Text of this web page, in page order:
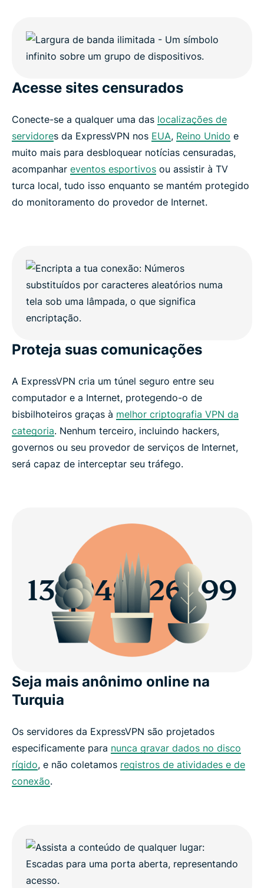
Acesse sites censurados
Conecte-se a qualquer uma das localizações de
servidores da ExpressVPN nos EUA, Reino Unido e
muito mais para desbloquear notícias censuradas,
acompanhar eventos esportivos ou assistir à TV
turca local, tudo isso enquanto se mantém protegido
do monitoramento do provedor de Internet.
Proteja suas comunicações
A ExpressVPN cria um túnel seguro entre seu
computador e a Internet, protegendo-o de
bisbilhoteiros graças à melhor criptografia VPN da
categoria. Nenhum terceiro, incluindo hackers,
governos ou seu provedor de serviços de Internet,
será capaz de interceptar seu tráfego.
Seja mais anônimo online na
Turquia
Os servidores da ExpressVPN são projetados
especificamente para nunca gravar dados no disco
rígido, e não coletamos registros de atividades e de
conexão.